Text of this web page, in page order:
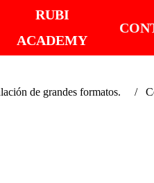
RUBI
ACADEMY
de grandes formatos.